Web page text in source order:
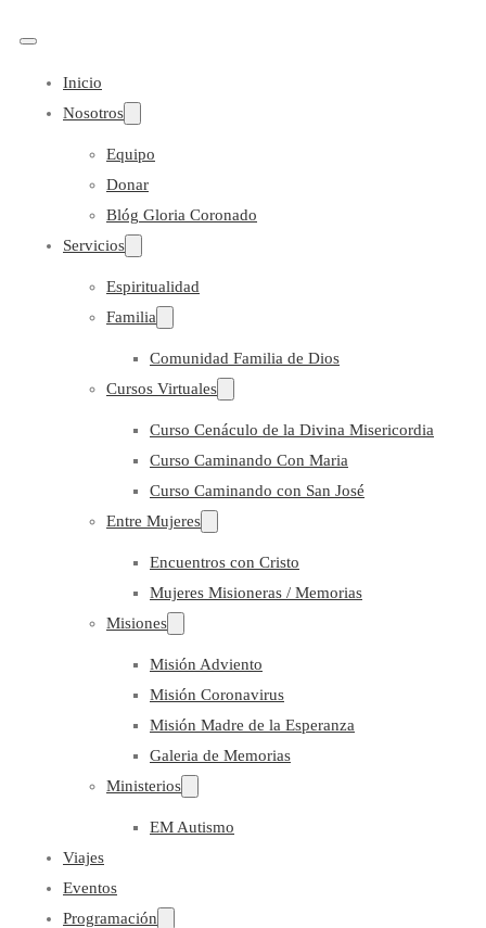
Inicio
Nosotros
Equipo
Donar
Blóg Gloria Coronado
Servicios
Espiritualidad
Familia
Comunidad Familia de Dios
Cursos Virtuales
Curso Cenáculo de la Divina Misericordia
Curso Caminando Con Maria
Curso Caminando con San José
Entre Mujeres
Encuentros con Cristo
Mujeres Misioneras / Memorias
Misiones
Misión Adviento
Misión Coronavirus
Misión Madre de la Esperanza
Galeria de Memorias
Ministerios
EM Autismo
Viajes
Eventos
Programación